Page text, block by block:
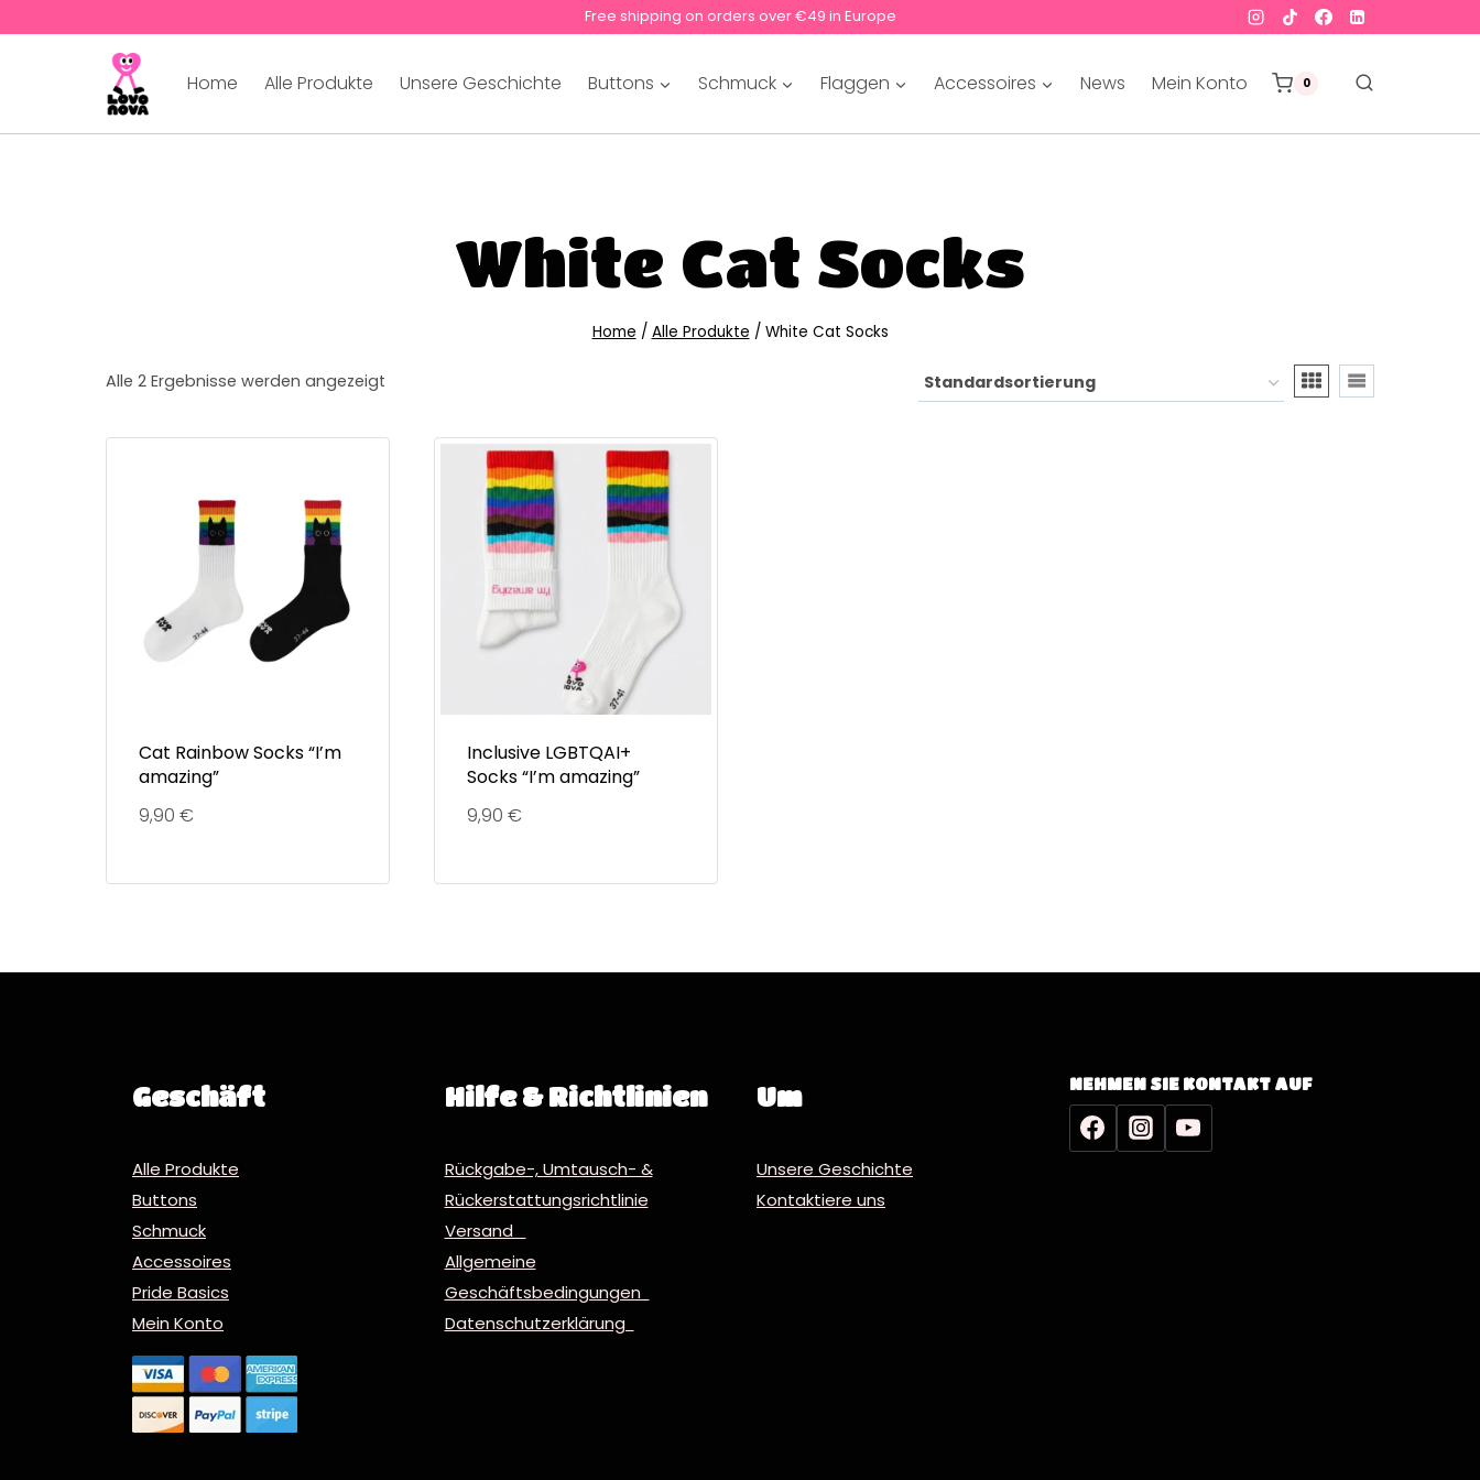
Free shipping on orders over €49 in Europe
Home Alle Produkte Unsere Geschichte Buttons Schmuck Flaggen Accessoires News Mein Konto 0
White Cat Socks
Home / Alle Produkte / White Cat Socks
Alle 2 Ergebnisse werden angezeigt
Cat Rainbow Socks “I’m
amazing”
9,90 €
Inclusive LGBTQAI+
Socks “I’m amazing”
9,90 €
Geschäft
Alle Produkte
Buttons
Schmuck
Accessoires
Pride Basics
Mein Konto
Hilfe & Richtlinien
Rückgabe-, Umtausch- &
Rückerstattungsrichtlinie
Versand
Allgemeine
Geschäftsbedingungen
Datenschutzerklärung
Um
Unsere Geschichte
Kontaktiere uns
NEHMEN SIE KONTAKT AUF